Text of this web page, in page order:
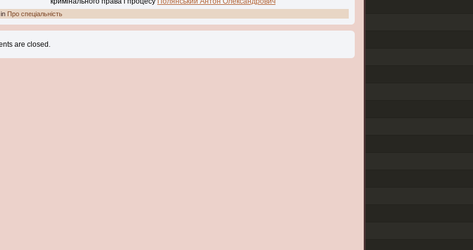
Про спеціальність
are closed.